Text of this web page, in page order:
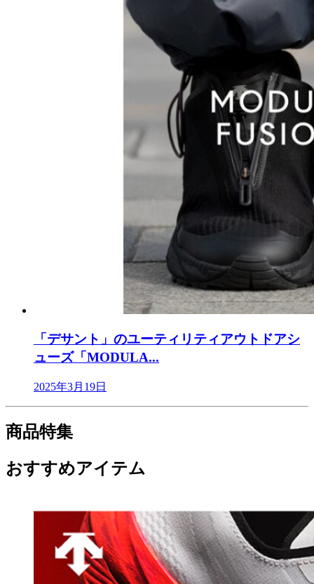
「デサント」のユーティリティアウトドアシ
ューズ「MODULA...
2025年3月19日
商品特集
おすすめアイテム